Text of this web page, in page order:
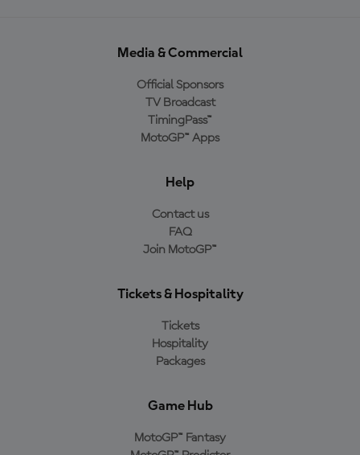
Media & Commercial
Official Sponsors
TV Broadcast
TimingPass™
MotoGP™ Apps
Help
Contact us
FAQ
Join MotoGP™
Tickets & Hospitality
Tickets
Hospitality
Packages
Game Hub
MotoGP™ Fantasy